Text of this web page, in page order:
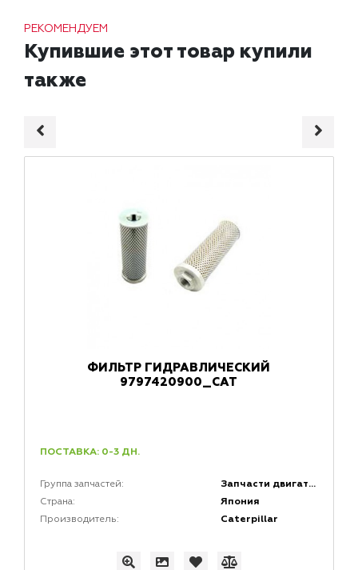
РЕКОМЕНДУЕМ
Купившие этот товар купили
также
ФИЛЬТР ГИДРАВЛИЧЕСКИЙ
9797420900_CAT
ПОСТАВКА: 0-3 ДН.
Группа запчастей: Запчасти двигателей
Страна: Япония
Производитель: Caterpillar